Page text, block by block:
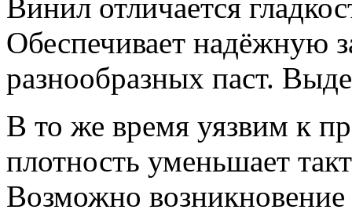
Винил отличается
Обеспечивает надёжную
разнообразных паст.
В то же время уязвим к
плотность уменьшает
Возможно возникновение